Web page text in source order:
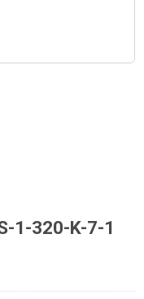
1-320-K-7-1